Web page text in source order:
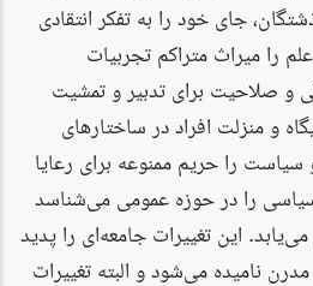
جای خود را به تفکر انتقادی
را میراث متراکم تجربیات
و صلاحیت برای تدبیر و تمشیت
و منزلت افراد در ساختارهای
را حریم ممنوعه برای رعایا
را در حوزه عمومی می‌شناسد
این تغییرات جامعه‌ای را پدید
نامیده می‌شود و البته تغییرات